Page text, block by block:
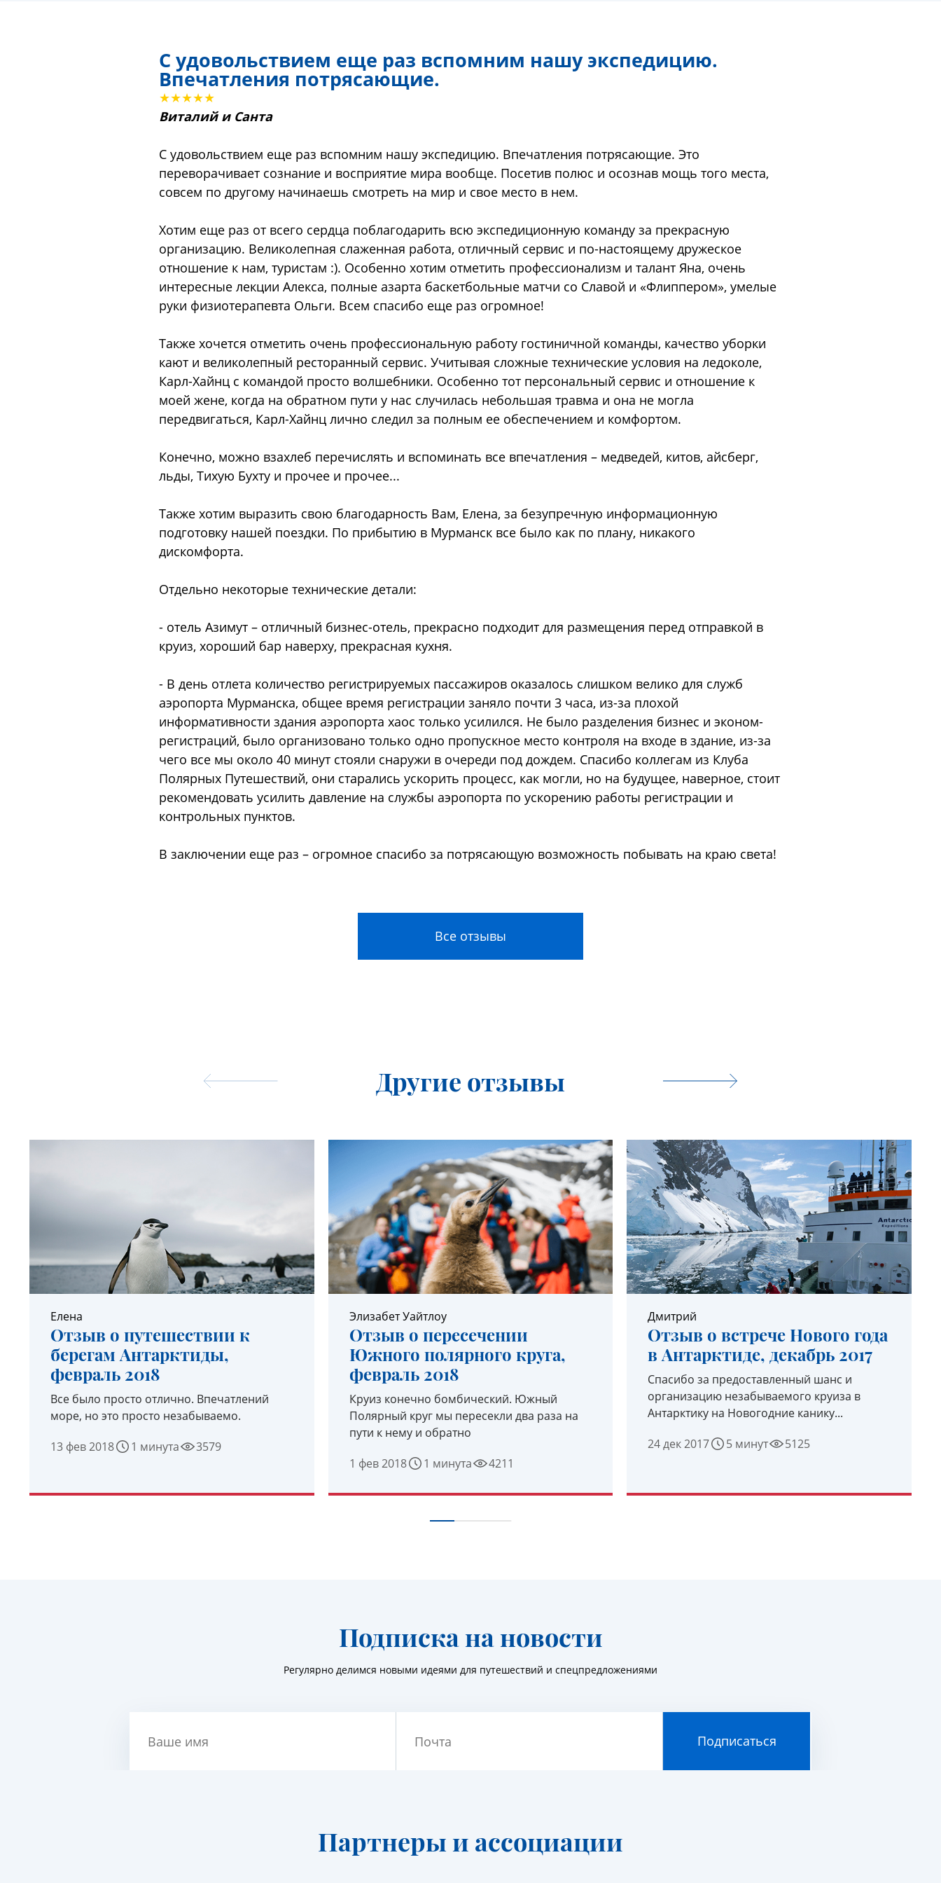
С удовольствием еще раз вспомним нашу экспедицию.
Впечатления потрясающие.
★★★★★
Виталий и Санта
С удовольствием еще раз вспомним нашу экспедицию. Впечатления потрясающие. Это
переворачивает сознание и восприятие мира вообще. Посетив полюс и осознав мощь того места,
совсем по другому начинаешь смотреть на мир и свое место в нем.
Хотим еще раз от всего сердца поблагодарить всю экспедиционную команду за прекрасную
организацию. Великолепная слаженная работа, отличный сервис и по-настоящему дружеское
отношение к нам, туристам :). Особенно хотим отметить профессионализм и талант Яна, очень
интересные лекции Алекса, полные азарта баскетбольные матчи со Славой и «Флиппером», умелые
руки физиотерапевта Ольги. Всем спасибо еще раз огромное!
Также хочется отметить очень профессиональную работу гостиничной команды, качество уборки
кают и великолепный ресторанный сервис. Учитывая сложные технические условия на ледоколе,
Карл-Хайнц с командой просто волшебники. Особенно тот персональный сервис и отношение к
моей жене, когда на обратном пути у нас случилась небольшая травма и она не могла
передвигаться, Карл-Хайнц лично следил за полным ее обеспечением и комфортом.
Конечно, можно взахлеб перечислять и вспоминать все впечатления – медведей, китов, айсберг,
льды, Тихую Бухту и прочее и прочее...
Также хотим выразить свою благодарность Вам, Елена, за безупречную информационную
подготовку нашей поездки. По прибытию в Мурманск все было как по плану, никакого
дискомфорта.
Отдельно некоторые технические детали:
- отель Азимут – отличный бизнес-отель, прекрасно подходит для размещения перед отправкой в
круиз, хороший бар наверху, прекрасная кухня.
- В день отлета количество регистрируемых пассажиров оказалось слишком велико для служб
аэропорта Мурманска, общее время регистрации заняло почти 3 часа, из-за плохой
информативности здания аэропорта хаос только усилился. Не было разделения бизнес и эконом-
регистраций, было организовано только одно пропускное место контроля на входе в здание, из-за
чего все мы около 40 минут стояли снаружи в очереди под дождем. Спасибо коллегам из Клуба
Полярных Путешествий, они старались ускорить процесс, как могли, но на будущее, наверное, стоит
рекомендовать усилить давление на службы аэропорта по ускорению работы регистрации и
контрольных пунктов.
В заключении еще раз – огромное спасибо за потрясающую возможность побывать на краю света!
Все отзывы
Другие отзывы
Елена
Отзыв о путешествии к
берегам Антарктиды,
февраль 2018
Все было просто отлично. Впечатлений
море, но это просто незабываемо.
13 фев 2018
1 минута 3579
УЗНАТЬ ПОДРОБНЕЕ
Элизабет Уайтлоу
Отзыв о пересечении
Южного полярного круга,
февраль 2018
Круиз конечно бомбический. Южный
Полярный круг мы пересекли два раза на
пути к нему и обратно
1 фев 2018
1 минута 4211
УЗНАТЬ ПОДРОБНЕЕ
Дмитрий
Отзыв о встрече Нового года
в Антарктиде, декабрь 2017
Спасибо за предоставленный шанс и
организацию незабываемого круиза в
Антарктику на Новогодние канику...
24 дек 2017
5 минут 5125
УЗНАТЬ ПОДРОБНЕЕ
Подписка на новости
Регулярно делимся новыми идеями для путешествий и спецпредложениями
Ваше имя Почта Подписаться
Партнеры и ассоциации